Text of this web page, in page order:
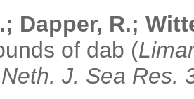
Dapper, R.;
of dab (
Neth. J. Sea Res.